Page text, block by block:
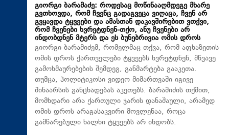
გიორგი ბარამაძე: როდესაც მოწინააღმდეგე მხარე
გვთხოვდა, რომ ჩვენც გადაგვეცა ვიღაცა, ჩვენ არ
გვყავდა ტყვეები და ამასთან დაკავშირებით ვთქვი,
რომ ჩვენები ხვრეტდნენ-თქო, ანუ ჩვენები არ
ინდობდნენ მტერს და ეს ბუნებრივია ომის დროს
გიორგი ბარამიძემ, რომელმაც თქვა, რომ აფხაზეთის
ომის დროს ქართველები ტყვეებს ხვრეტდნენ, მწვავე
გამოხმაურებების შემდეგ, განმარტება გააკეთა.
თუმცა, პოლიტიკოსი ვიდეო მიმართვაში იგივე
შინაარსის განცხადებას აკეთებს. ბარამიძის თქმით,
მომხდარი არა ქართული ჯარის დანაშაული, არამედ
ომის დროს არაგასაკვირი მოვლენაა, როცა
გამწარებული ხალხი ტყვეებს არ ინდობს.